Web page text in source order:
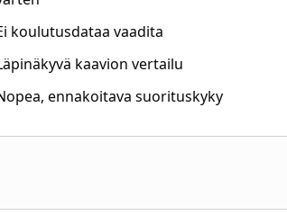
koulutusdataa vaadita
kaavion vertailu
ennakoitava suorituskyky